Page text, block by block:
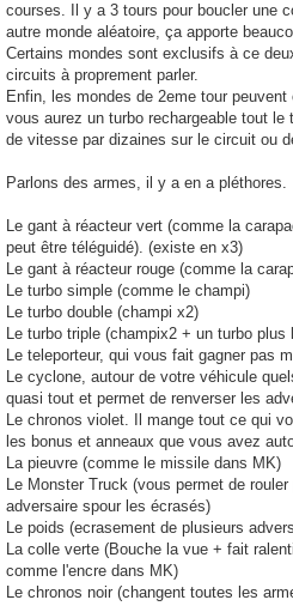
courses. Il y a 3 tours pour boucler une
autre monde aléatoire, ça apporte
Certains mondes sont exclusifs à ce
circuits à proprement parler.
Enfin, les mondes de 2eme tour
vous aurez un turbo rechargeable tout
de vitesse par dizaines sur le circuit ou
Parlons des armes, il y a en a pléthores.
Le gant à réacteur vert (comme la
peut être téléguidé). (existe en x3)
Le gant à réacteur rouge (comme la
Le turbo simple (comme le champi)
Le turbo double (champi x2)
Le turbo triple (champix2 + un turbo plus
Le teleporteur, qui vous fait gagner pas
Le cyclone, autour de votre véhicule
quasi tout et permet de renverser les
Le chronos violet. Il mange tout ce qui
les bonus et anneaux que vous avez
La pieuvre (comme le missile dans MK)
Le Monster Truck (vous permet de
adversaire spour les écrasés)
Le poids (ecrasement de plusieurs
La colle verte (Bouche la vue + fait
comme l'encre dans MK)
Le chronos noir (changent toutes les